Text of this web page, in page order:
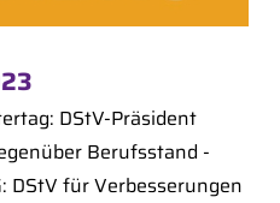
DStV-Präsident
Berufsstand -
DStV für Verbesserungen